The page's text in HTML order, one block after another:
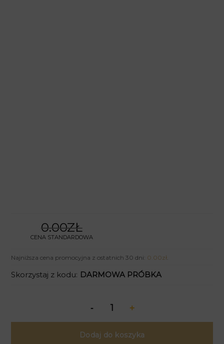
0.00ZŁ
CENA STANDARDOWA
Najniższa cena promocyjna z ostatnich 30 dni: 0.00zł
Skorzystaj z kodu: DARMOWA PRÓBKA
Dodaj do koszyka